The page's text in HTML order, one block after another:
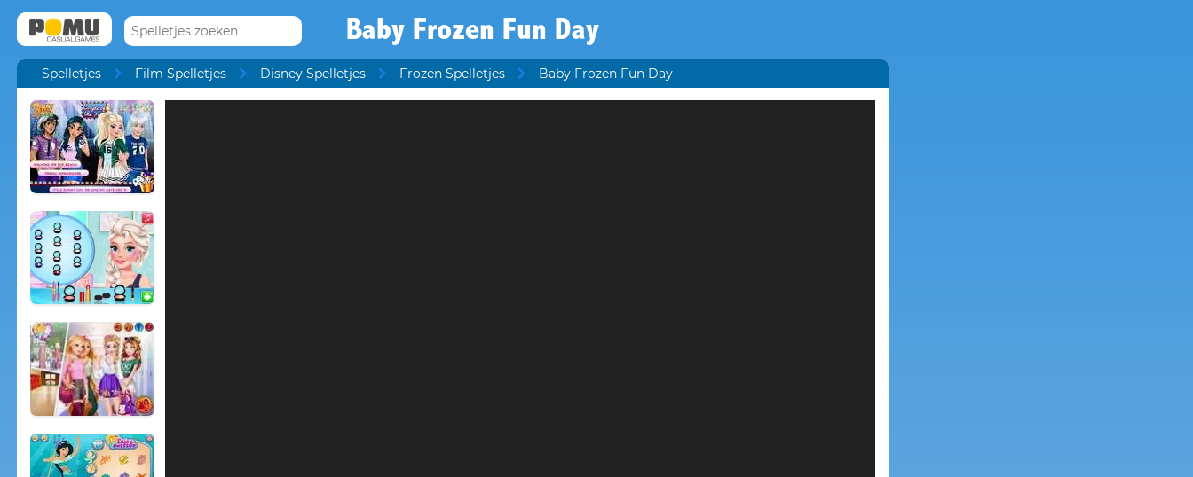
Baby Frozen Fun Day
Spelletjes Film Spelletjes Disney Spelletjes Frozen Spelletjes Baby Frozen Fun Day